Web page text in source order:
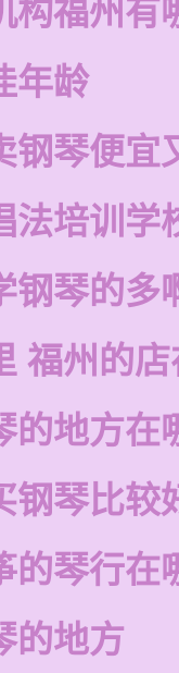
构福州有
年龄
钢琴便宜
法培训学
钢琴的多
福州的
的地方在
钢琴比较
的琴行在
的地方